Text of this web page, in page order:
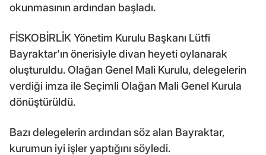
okunmasının ardından başladı.
FİSKOBİRLİK Yönetim Kurulu Başkanı Lütfi
Bayraktar'ın önerisiyle divan heyeti oylanarak
oluşturuldu. Olağan Genel Mali Kurulu, delegelerin
verdiği imza ile Seçimli Olağan Mali Genel Kurula
dönüştürüldü.
Bazı delegelerin ardından söz alan Bayraktar,
kurumun iyi işler yaptığını söyledi.